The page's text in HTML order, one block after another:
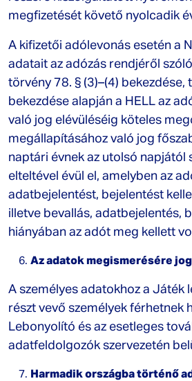
megfizetését követő nyolcadik
A kifizetői adólevonás esetén a
adatait az adózás rendjéről
törvény 78. § (3)–(4) bekezdése,
bekezdése alapján a HELL az
való jog elévüléséig köteles
megállapításához való jog
naptári évnek az utolsó napjától
elteltével évül el, amelyben az
adatbejelentést, bejelentést
illetve bevallás, adatbejelentés,
hiányában az adót meg kellett
Az adatok megismerésére
A személyes adatokhoz a Játék
részt vevő személyek férhetnek
Lebonyolító és az esetleges
adatfeldolgozók szervezetén
Harmadik országba történő